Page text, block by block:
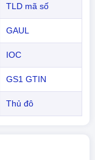
TLD mã số
GAUL
IOC
GS1 GTIN
Thủ đô